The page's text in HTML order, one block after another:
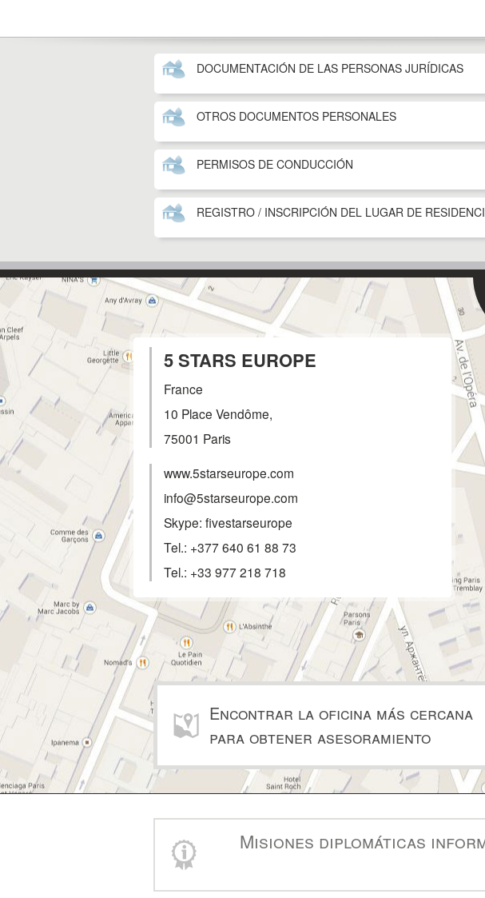
DOCUMENTACIÓN DE LAS PERSONAS JURÍDICAS
OTROS DOCUMENTOS PERSONALES
PERMISOS DE CONDUCCIÓN
REGISTRO / INSCRIPCIÓN DEL LUGAR DE
5 STARS EUROPE
France
10 Place Vendôme,
75001 Paris
www.5starseurope.com
info@5starseurope.com
Skype: fivestarseurope
Tel.: +377 640 61 88 73
Tel.: +33 977 218 718
Encontrar la oficina más cercana
para obtener asesoramiento
Misiones diplomáticas